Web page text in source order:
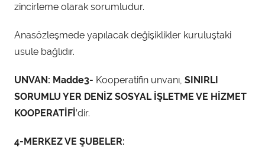
zincirleme olarak sorumludur.
Anasözleşmede yapılacak değişiklikler kuruluştaki
usule bağlıdır.
UNVAN: Madde3- Kooperatifin unvanı, SINIRLI
SORUMLU YER DENİZ SOSYAL İŞLETME VE HİZMET
KOOPERATİFİ ’dir.
4-MERKEZ VE ŞUBELER: